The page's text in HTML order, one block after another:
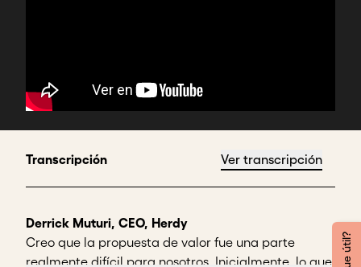
Transcripción Ver transcripción
Derrick Muturi, CEO, Herdy
Creo que la propuesta de valor fue una parte
realmente difícil para nosotros. Inicialmente, lo que